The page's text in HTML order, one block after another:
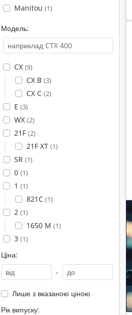
Manitou (1)
Модель:
CX (9)
CX B (3)
CX C (2)
E (3)
WX (2)
21F (2)
21F XT (1)
SR (1)
0 (1)
1 (1)
821C (1)
2 (1)
1650 M (1)
3 (1)
Ціна:
-
Лише з вказаною ціною
Рік випуску: